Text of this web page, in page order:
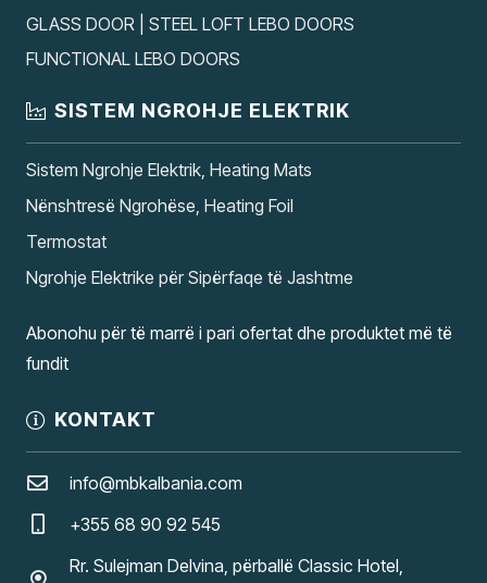
GLASS DOOR | STEEL LOFT LEBO DOORS
FUNCTIONAL LEBO DOORS
SISTEM NGROHJE ELEKTRIK
Sistem Ngrohje Elektrik, Heating Mats
Nënshtresë Ngrohëse, Heating Foil
Termostat
Ngrohje Elektrike për Sipërfaqe të Jashtme
Abonohu për të marrë i pari ofertat dhe produktet më të
fundit
KONTAKT
info@mbkalbania.com
+355 68 90 92 545
Rr. Sulejman Delvina, përballë Classic Hotel,